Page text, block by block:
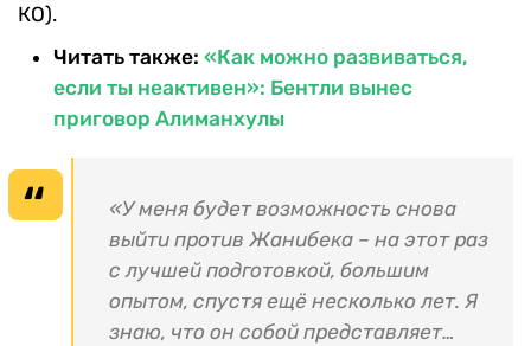
КО).
Читать также: «Как можно развиваться,
если ты неактивен»: Бентли вынес
приговор Алиманхулы
«У меня будет возможность снова
выйти против Жанибека – на этот раз
с лучшей подготовкой, большим
опытом, спустя ещё несколько лет. Я
знаю, что он собой представляет…